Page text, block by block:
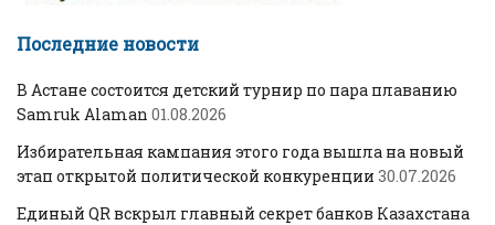
Последние новости
В Астане состоится детский турнир по пара плаванию
Samruk Alaman 01.08.2026
Избирательная кампания этого года вышла на новый
этап открытой политической конкуренции 30.07.2026
Единый QR вскрыл главный секрет банков Казахстана